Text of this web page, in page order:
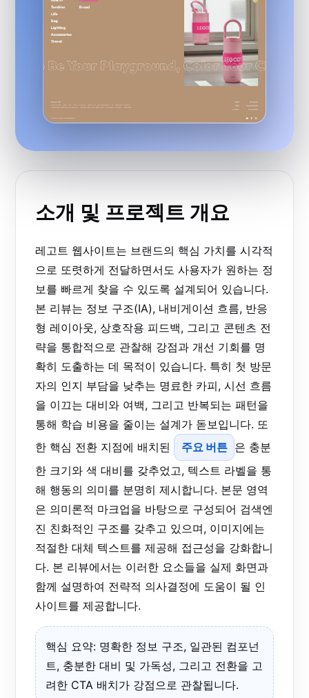
소개 및 프로젝트 개요
레고트 웹사이트는 브랜드의 핵심 가치를 시각적
으로 또렷하게 전달하면서도 사용자가 원하는 정
보를 빠르게 찾을 수 있도록 설계되어 있습니다.
본 리뷰는 정보 구조(IA), 내비게이션 흐름, 반응
형 레이아웃, 상호작용 피드백, 그리고 콘텐츠 전
략을 통합적으로 관찰해 강점과 개선 기회를 명
확히 도출하는 데 목적이 있습니다. 특히 첫 방문
자의 인지 부담을 낮추는 명료한 카피, 시선 흐름
을 이끄는 대비와 여백, 그리고 반복되는 패턴을
통해 학습 비용을 줄이는 설계가 돋보입니다. 또
한 핵심 전환 지점에 배치된
주요 버튼 은 충분
한 크기와 색 대비를 갖추었고, 텍스트 라벨을 통
해 행동의 의미를 분명히 제시합니다. 본문 영역
은 의미론적 마크업을 바탕으로 구성되어 검색엔
진 친화적인 구조를 갖추고 있으며, 이미지에는
적절한 대체 텍스트를 제공해 접근성을 강화합니
다. 본 리뷰에서는 이러한 요소들을 실제 화면과
함께 설명하여 전략적 의사결정에 도움이 될 인
사이트를 제공합니다.
핵심 요약: 명확한 정보 구조, 일관된 컴포넌
트, 충분한 대비 및 가독성, 그리고 전환을 고
려한 CTA 배치가 강점으로 관찰됩니다.